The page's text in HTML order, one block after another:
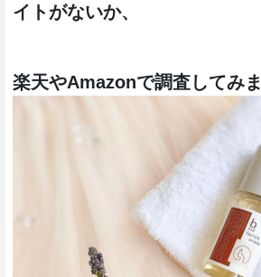
イトがないか、
楽天やAmazonで調査してみ